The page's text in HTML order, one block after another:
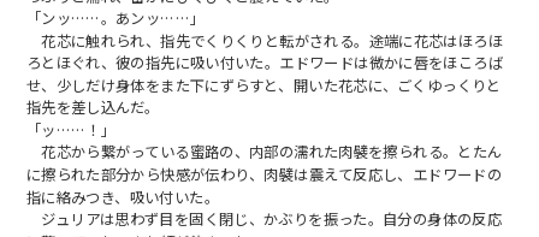
「ンッ……。あンッ……」
花芯に触れられ、指先でくりくりと転がされる。途端に花芯はほろほ
ろとほぐれ、彼の指先に吸い付いた。エドワードは微かに唇をほころば
せ、少しだけ身体をまた下にずらすと、開いた花芯に、ごくゆっくりと
指先を差し込んだ。
「ッ……！」
花芯から繋がっている蜜路の、内部の濡れた肉襞を擦られる。とたん
に擦られた部分から快感が伝わり、肉襞は震えて反応し、エドワードの
指に絡みつき、吸い付いた。
ジュリアは思わず目を固く閉じ、かぶりを振った。自分の身体の反応